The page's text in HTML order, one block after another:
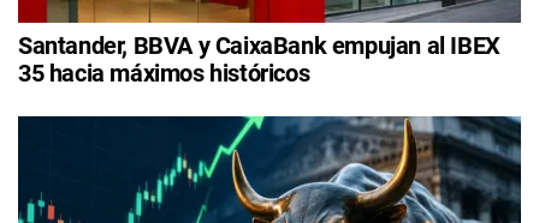
Santander, BBVA y CaixaBank empujan al IBEX
35 hacia máximos históricos